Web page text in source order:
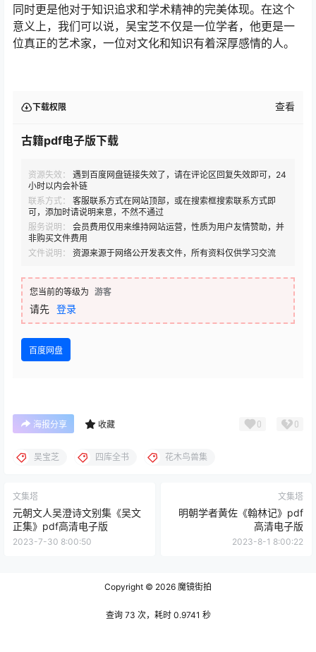
同时更是他对于知识追求和学术精神的完美体现。在这个
意义上，我们可以说，吴宝芝不仅是一位学者，他更是一
位真正的艺术家，一位对文化和知识有着深厚感情的人。
下载权限 查看
古籍pdf电子版下载
资源失效：
遇到百度网盘链接失效了，请在评论区回复失效即可，24
小时以内会补链
联系方式：
客服联系方式在网站顶部，或在搜索框搜索联系方式即
可，添加时请说明来意，不然不通过
服务说明：
会员费用仅用来维持网站运营，性质为用户友情赞助，并
非购买文件费用
文件说明：
资源来源于网络公开发表文件，所有资料仅供学习交流
您当前的等级为 游客
请先 登录
百度网盘
海报分享 收藏 0 0
吴宝芝 四库全书 花木鸟兽集
文集塔
元朝文人吴澄诗文别集《吴文
正集》pdf高清电子版
2023-7-30 8:00:50
文集塔
明朝学者黄佐《翰林记》pdf
高清电子版
2023-8-1 8:00:22
Copyright © 2026 魔镜街拍
查询 73 次，耗时 0.9741 秒